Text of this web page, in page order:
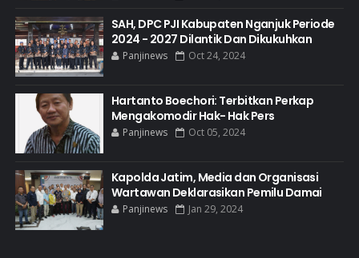
SAH, DPC PJI Kabupaten Nganjuk Periode
2024 - 2027 Dilantik Dan Dikukuhkan
Panjinews Oct 24, 2024
Hartanto Boechori: Terbitkan Perkap
Mengakomodir Hak- Hak Pers
Panjinews Oct 05, 2024
Kapolda Jatim, Media dan Organisasi
Wartawan Deklarasikan Pemilu Damai
Panjinews Jan 29, 2024